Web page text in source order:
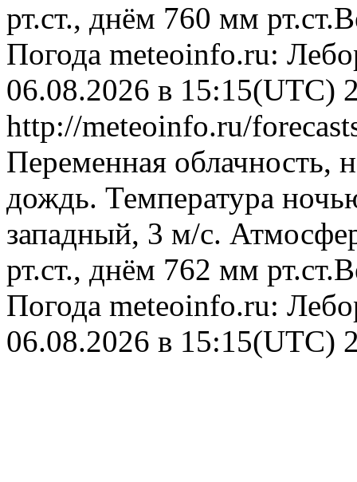
рт.ст., днём 760 мм
Погода meteoinfo.ru:
06.08.2026 в 15:15(UTC)
http://meteoinfo.ru/
Переменная облачность,
дождь. Температура
западный, 3 м/с.
рт.ст., днём 762 мм
Погода meteoinfo.ru:
06.08.2026 в 15:15(UTC)